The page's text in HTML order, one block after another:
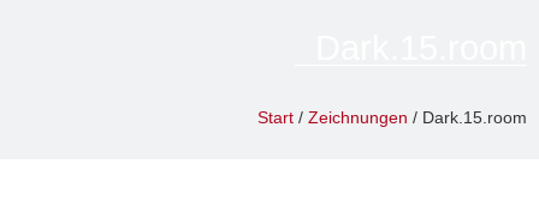
Start / Zeichnungen / Dark.15.room